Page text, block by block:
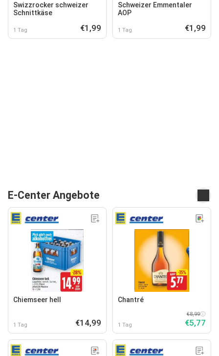
Swizzrocker schweizer
Schnittkäse
1 Tag €1,99
Schweizer Emmentaler
AOP
1 Tag €1,99
E-Center Angebote
Chiemseer hell
1 Tag €14,99
Chantré
1 Tag
€8,99
€5,77